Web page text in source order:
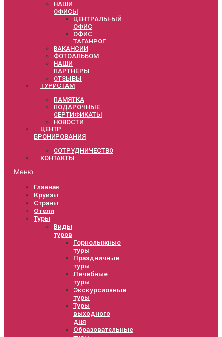
НАШИ
ОФИСЫ
ЦЕНТРАЛЬНЫЙ
ОФИС
ОФИС.
ТАГАНРОГ
ВАКАНСИИ
ФОТОАЛЬБОМ
НАШИ
ПАРТНЁРЫ
ОТЗЫВЫ
ТУРИСТАМ
ПАМЯТКА
ПОДАРОЧНЫЕ
СЕРТИФИКАТЫ
НОВОСТИ
ЦЕНТР
БРОНИРОВАНИЯ
СОТРУДНИЧЕСТВО
КОНТАКТЫ
Меню
Главная
Круизы
Страны
Отели
Туры
Виды
туров
Горнолыжные
туры
Праздничные
туры
Лечебные
туры
Экскурсионные
туры
Туры
выходного
дня
Образовательные